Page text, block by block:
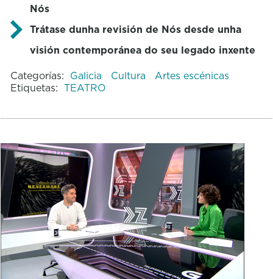
Nós
Trátase dunha revisión de Nós desde unha
visión contemporánea do seu legado inxente
Categorías: Galicia Cultura
Artes escénicas
Etiquetas: TEATRO